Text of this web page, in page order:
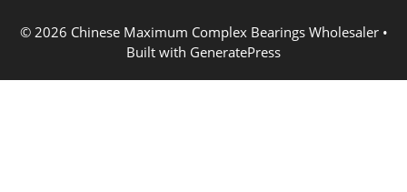
© 2026 Chinese Maximum Complex Bearings Wholesaler•
Built with GeneratePress